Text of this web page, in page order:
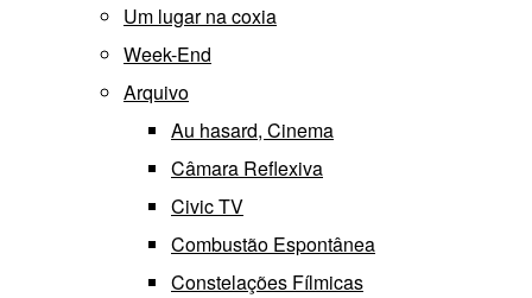
Um lugar na coxia
Week-End
Arquivo
Au hasard, Cinema
Câmara Reflexiva
Civic TV
Combustão Espontânea
Constelações Fílmicas